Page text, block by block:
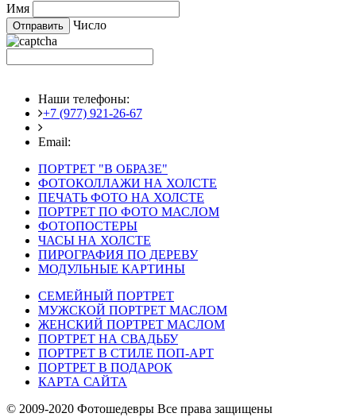
Имя
Число
Наши телефоны:
+7 (977) 921-26-67
Email:
ПОРТРЕТ "В ОБРАЗЕ"
ФОТОКОЛЛАЖИ НА ХОЛСТЕ
ПЕЧАТЬ ФОТО НА ХОЛСТЕ
ПОРТРЕТ ПО ФОТО МАСЛОМ
ФОТОПОСТЕРЫ
ЧАСЫ НА ХОЛСТЕ
ПИРОГРАФИЯ ПО ДЕРЕВУ
МОДУЛЬНЫЕ КАРТИНЫ
СЕМЕЙНЫЙ ПОРТРЕТ
МУЖСКОЙ ПОРТРЕТ МАСЛОМ
ЖЕНСКИЙ ПОРТРЕТ МАСЛОМ
ПОРТРЕТ НА СВАДЬБУ
ПОРТРЕТ В СТИЛЕ ПОП-АРТ
ПОРТРЕТ В ПОДАРОК
КАРТА САЙТА
© 2009-2020 Фотошедевры Все права защищены